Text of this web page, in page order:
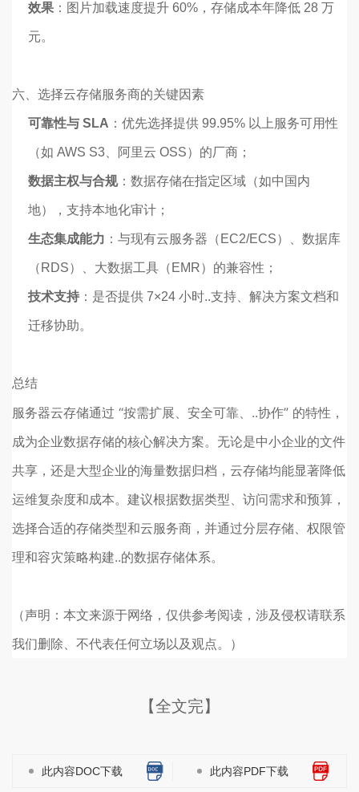
效果 ：图片加载速度提升 60%，存储成本年降低 28 万
元。
六、选择云存储服务商的关键因素
可靠性与 SLA ：优先选择提供 99.95% 以上服务可用性
（如 AWS S3、阿里云 OSS）的厂商；
数据主权与合规：数据存储在指定区域（如中国内
地），支持本地化审计；
生态集成能力 ：与现有云服务器（EC2/ECS）、数据库
（RDS）、大数据工具（EMR）的兼容性；
技术支持 ：是否提供 7×24 小时..支持、解决方案文档和
迁移协助。
总结
服务器云存储通过 “按需扩展、安全可靠、..协作” 的特性，
成为企业数据存储的核心解决方案。无论是中小企业的文件
共享，还是大型企业的海量数据归档，云存储均能显著降低
运维复杂度和成本。建议根据数据类型、访问需求和预算，
选择合适的存储类型和云服务商，并通过分层存储、权限管
理和容灾策略构建..的数据存储体系。
（声明：本文来源于网络，仅供参考阅读，涉及侵权请联系
我们删除、不代表任何立场以及观点。）
【全文完】
此内容DOC下载 此内容PDF下载